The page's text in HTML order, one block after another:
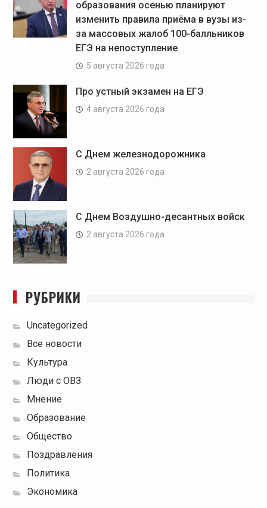
образования осенью планируют
изменить правила приёма в вузы из-
за массовых жалоб 100-балльников
ЕГЭ на непоступление
5 августа 2026 года
Про устный экзамен на ЕГЭ
4 августа 2026 года
С Днем железнодорожника
2 августа 2026 года
С Днем Воздушно-десантных войск
2 августа 2026 года
РУБРИКИ
Uncategorized
Все новости
Культура
Люди с ОВЗ
Мнение
Образование
Общество
Поздравления
Политика
Экономика